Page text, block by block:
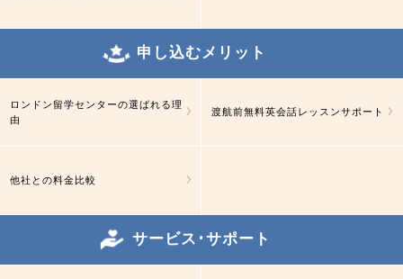
申し込むメリット
ロンドン留学センターの選ばれる理
由
渡航前無料英会話レッスンサポート
他社との料金比較
サービス･サポート